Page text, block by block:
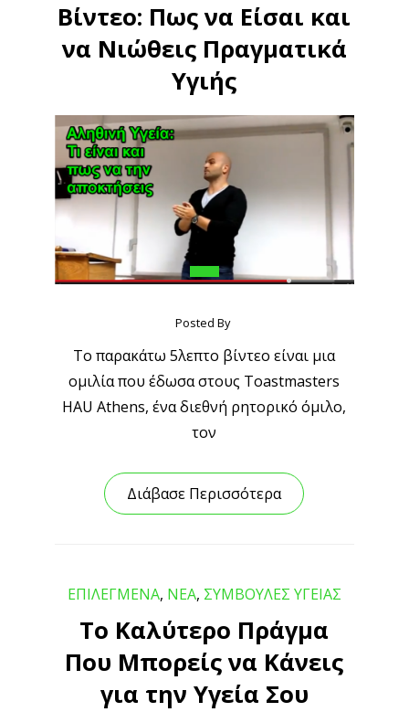
Βίντεο: Πως να Είσαι και
να Νιώθεις Πραγματικά
Υγιής
Posted By
Το παρακάτω 5λεπτο βίντεο είναι μια
ομιλία που έδωσα στους Toastmasters
HAU Athens, ένα διεθνή ρητορικό όμιλο,
τον
Διάβασε Περισσότερα
ΕΠΙΛΕΓΜΕΝΑ, ΝΕΑ, ΣΥΜΒΟΥΛΕΣ ΥΓΕΙΑΣ
Το Καλύτερο Πράγμα
Που Μπορείς να Κάνεις
για την Υγεία Σου